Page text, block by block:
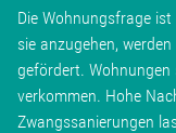
Die Wohnungsfrage
sie anzugehen,
gefördert. Wohnungen
verkommen. Hohe
Zwangssanierungen